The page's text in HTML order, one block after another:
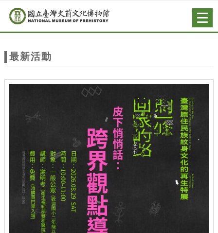
站
主
跳到主要內容
網站導覽
最新活動